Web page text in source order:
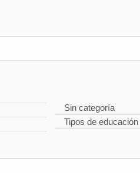
Sin categoría
Tipos de educación